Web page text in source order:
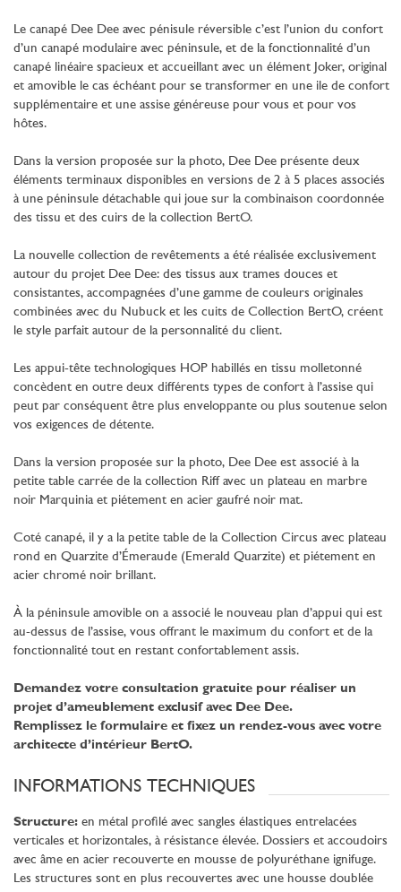
Le canapé Dee Dee avec pénisule réversible c’est l’union du confort
d’un canapé modulaire avec péninsule, et de la fonctionnalité d’un
canapé linéaire spacieux et accueillant avec un élément Joker, original
et amovible le cas échéant pour se transformer en une ile de confort
supplémentaire et une assise généreuse pour vous et pour vos
hôtes.
Dans la version proposée sur la photo, Dee Dee présente deux
éléments terminaux disponibles en versions de 2 à 5 places associés
à une péninsule détachable qui joue sur la combinaison coordonnée
des tissu et des cuirs de la collection BertO.
La nouvelle collection de revêtements a été réalisée exclusivement
autour du projet Dee Dee: des tissus aux trames douces et
consistantes, accompagnées d’une gamme de couleurs originales
combinées avec du Nubuck et les cuits de Collection BertO, créent
le style parfait autour de la personnalité du client.
Les appui-tête technologiques HOP habillés en tissu molletonné
concèdent en outre deux différents types de confort à l’assise qui
peut par conséquent être plus enveloppante ou plus soutenue selon
vos exigences de détente.
Dans la version proposée sur la photo, Dee Dee est associé à la
petite table carrée de la collection Riff avec un plateau en marbre
noir Marquinia et piétement en acier gaufré noir mat.
Coté canapé, il y a la petite table de la Collection Circus avec plateau
rond en Quarzite d’Émeraude (Emerald Quarzite) et piétement en
acier chromé noir brillant.
À la péninsule amovible on a associé le nouveau plan d’appui qui est
au-dessus de l’assise, vous offrant le maximum du confort et de la
fonctionnalité tout en restant confortablement assis.
Demandez votre consultation gratuite pour réaliser un
projet d’ameublement exclusif avec Dee Dee.
Remplissez le formulaire et fixez un rendez-vous avec votre
architecte d’intérieur BertO.
INFORMATIONS TECHNIQUES
Structure: en métal profilé avec sangles élastiques entrelacées
verticales et horizontales, à résistance élevée. Dossiers et accoudoirs
avec âme en acier recouverte en mousse de polyuréthane ignifuge.
Les structures sont en plus recouvertes avec une housse doublée